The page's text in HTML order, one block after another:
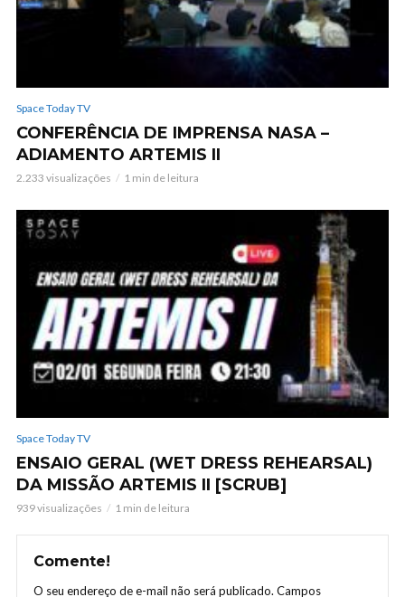
Space Today TV
CONFERÊNCIA DE IMPRENSA NASA –
ADIAMENTO ARTEMIS II
2.233 visualizações 1 min de leitura
Space Today TV
ENSAIO GERAL (WET DRESS REHEARSAL)
DA MISSÃO ARTEMIS II [SCRUB]
939 visualizações 1 min de leitura
Comente!
O seu endereço de e-mail não será publicado. Campos